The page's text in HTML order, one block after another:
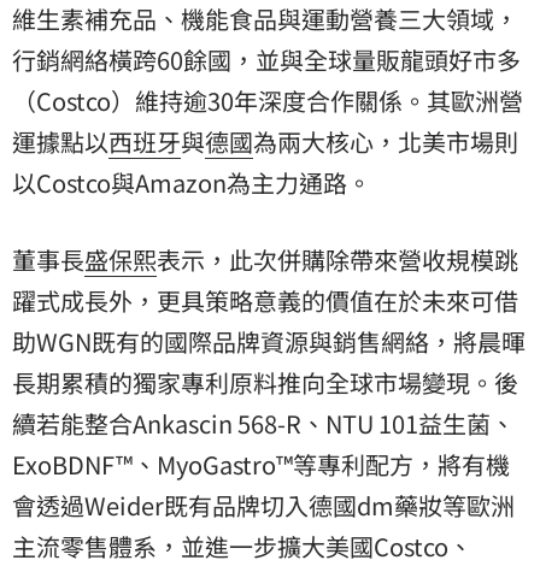
維生素補充品、機能食品與運動營養三大領域，
行銷網絡橫跨60餘國，並與全球量販龍頭好市多
（Costco）維持逾30年深度合作關係。其歐洲營
運據點以西班牙與德國為兩大核心，北美市場則
以Costco與Amazon為主力通路。
董事長盛保熙表示，此次併購除帶來營收規模跳
躍式成長外，更具策略意義的價值在於未來可借
助WGN既有的國際品牌資源與銷售網絡，將晨暉
長期累積的獨家專利原料推向全球市場變現。後
續若能整合Ankascin 568-R、NTU 101益生菌、
ExoBDNF™、MyoGastro™等專利配方，將有機
會透過Weider既有品牌切入德國dm藥妝等歐洲
主流零售體系，並進一步擴大美國Costco、